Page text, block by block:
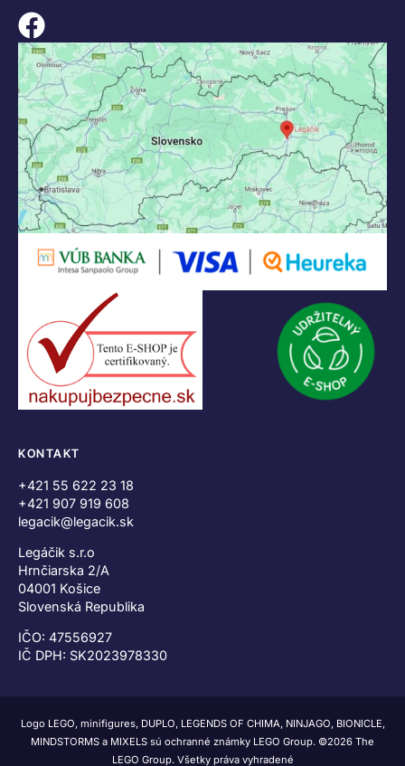
KONTAKT
+421 55 622 23 18
+421 907 919 608
legacik@legacik.sk
Legáčik s.r.o
Hrnčiarska 2/A
04001 Košice
Slovenská Republika
IČO: 47556927
IČ DPH: SK2023978330
Logo LEGO, minifigures, DUPLO, LEGENDS OF CHIMA, NINJAGO, BIONICLE,
MINDSTORMS a MIXELS sú ochranné známky LEGO Group. ©2026 The
LEGO Group. Všetky práva vyhradené